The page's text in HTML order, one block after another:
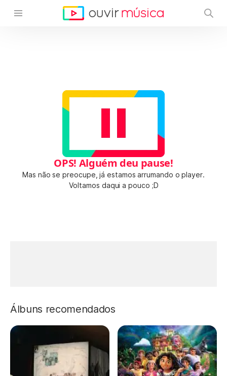
OPS! Alguém deu pause!
Mas não se preocupe, já estamos arrumando o player.
Voltamos daqui a pouco ;D
Álbuns recomendados